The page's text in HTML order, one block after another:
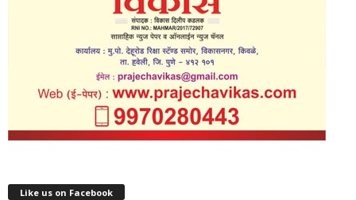
Like us on Facebook